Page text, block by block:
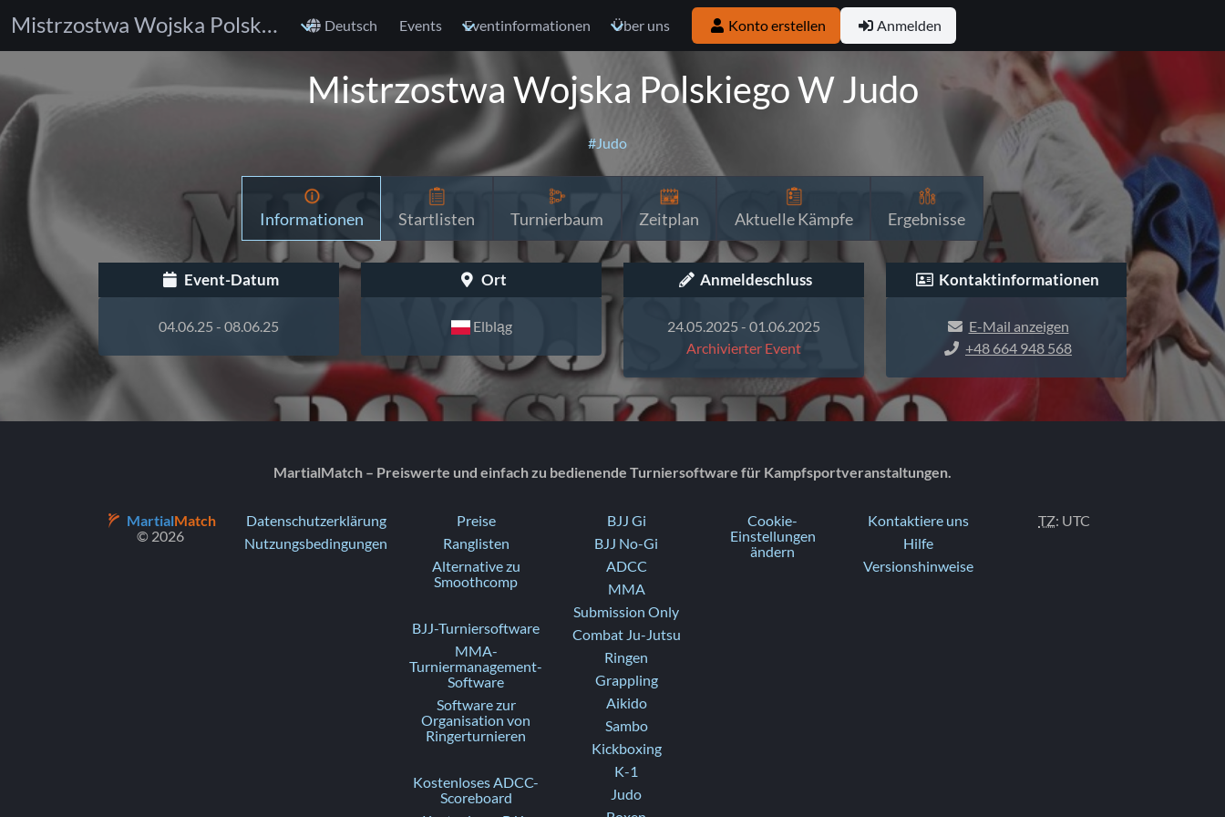
Mistrzostwa Wojska Polskiego W Judo Deutsch Events Eventinformationen Über uns Konto erstellen Anmelden
Mistrzostwa Wojska Polskiego W Judo
#Judo
Informationen Startlisten Turnierbaum Zeitplan Aktuelle Kämpfe Ergebnisse
Event-Datum
04.06.25 - 08.06.25
Ort
Elbląg
Anmeldeschluss
24.05.2025 - 01.06.2025
Archivierter Event
Kontaktinformationen
E-Mail anzeigen
+48 664 948 568
MartialMatch – Preiswerte und einfach zu bedienende Turniersoftware für Kampfsportveranstaltungen.
MartialMatch
© 2026
Datenschutzerklärung
Nutzungsbedingungen
Preise
Ranglisten
Alternative zu
Smoothcomp
BJJ-Turniersoftware
MMA-
Turniermanagement-
Software
Software zur
Organisation von
Ringerturnieren
Kostenloses ADCC-
Scoreboard
BJJ Gi
BJJ No-Gi
ADCC
MMA
Submission Only
Combat Ju-Jutsu
Ringen
Grappling
Aikido
Sambo
Kickboxing
K-1
Judo
Cookie-
Einstellungen
ändern
Kontaktiere uns
Hilfe
Versionshinweise
TZ: UTC